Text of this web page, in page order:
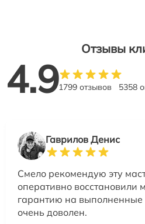
Отзывы
4.91799 отзывов 5358
Гаврилов Денис
Смело рекомендую эту
оперативно восстановили
гарантию на выполненные
очень доволен.